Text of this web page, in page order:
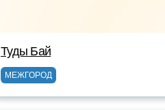
Туды Бай
МЕЖГОРОД